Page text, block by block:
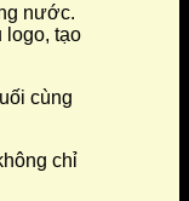
nước.
logo, tạo
cùng
chỉ